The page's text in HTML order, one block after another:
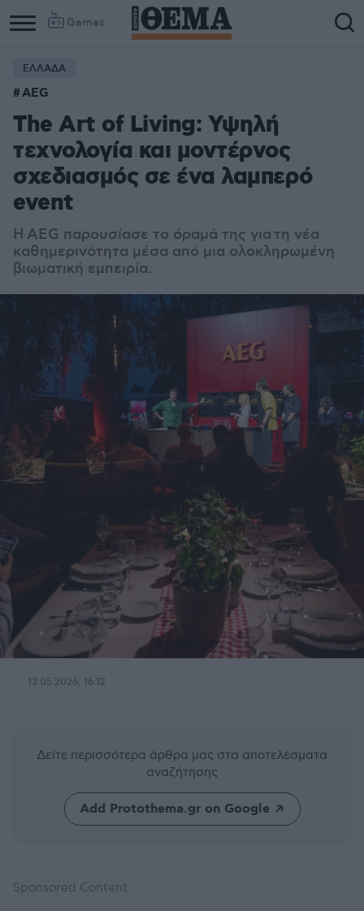
Games
ΕΛΛΑΔΑ
AEG
The Art of Living: Υψηλή
τεχνολογία και μοντέρνος
σχεδιασμός σε ένα λαμπερό
event
Η AEG παρουσίασε το όραμά της για τη νέα
καθημερινότητα μέσα από μια ολοκληρωμένη
βιωματική εμπειρία.
13.05.2026, 16:12
Δείτε περισσότερα άρθρα μας στα αποτελέσματα
αναζήτησης
Add Protothema.gr on Google
Sponsored Content